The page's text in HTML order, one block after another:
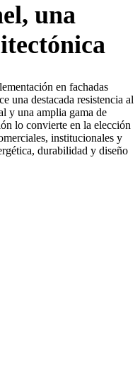
una
en fachadas
una destacada resistencia al
y una amplia gama de
lo convierte en la elección
institucionales y
durabilidad y diseño